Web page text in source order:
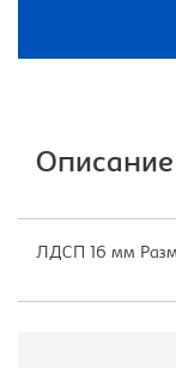
Описание
ЛДСП 16 мм